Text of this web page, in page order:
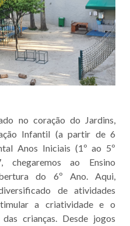
no coração do Jardins,
Infantil (a partir de 6
Anos Iniciais (1º ao 5º
ao Ensino
do 6º Ano. Aqui,
de atividades
a criatividade e o
crianças. Desde jogos